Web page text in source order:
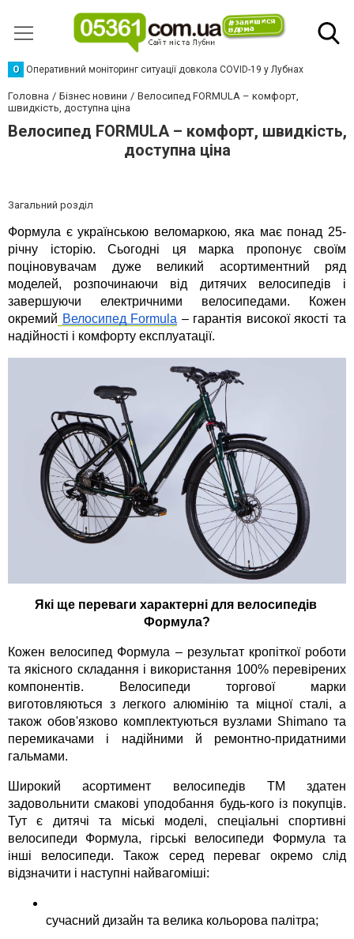
О Оперативний моніторинг ситуації довкола COVID-19 у Лубнах
Головна Бізнес новини
Велосипед FORMULA – комфорт,
швидкість, доступна ціна
Велосипед FORMULA – комфорт, швидкість,
доступна ціна
Загальний розділ
Формула є українською веломаркою, яка має понад 25-
річну історію. Сьогодні ця марка пропонує своїм
поціновувачам дуже великий асортиментний ряд
моделей, розпочинаючи від дитячих велосипедів і
завершуючи електричними велосипедами. Кожен
окремий Велосипед Formula – гарантія високої якості та
надійності і комфорту експлуатації.
Які ще переваги характерні для велосипедів
Формула?
Кожен велосипед Формула – результат кропіткої роботи
та якісного складання і використання 100% перевірених
компонентів. Велосипеди торгової марки
виготовляються з легкого алюмінію та міцної сталі, а
також обов'язково комплектуються вузлами Shimano та
перемикачами і надійними й ремонтно-придатними
гальмами.
Широкий асортимент велосипедів ТМ здатен
задовольнити смакові уподобання будь-кого із покупців.
Тут є дитячі та міські моделі, спеціальні спортивні
велосипеди Формула, гірські велосипеди Формула та
інші велосипеди. Також серед переваг окремо слід
відзначити і наступні найвагоміші:
сучасний дизайн та велика кольорова палітра;